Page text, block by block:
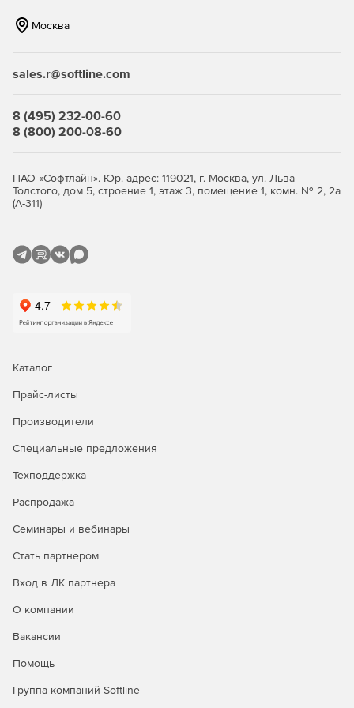
Управление угрозами и мониторинг
инструменты для мониторинга угроз и событий на
Централизованное обновление и
Решение предоставляет возможность централизованного
обновления вирусных баз и программного обеспечения
Легкость внедрения и
Kaspersky Endpoint Security Cloud обеспечивает легкость
адаптировать систему под свои потребности.
Экономия ресурсов
Решение обеспечивает оптимизированное
использование ресурсов системы, минимизируя влияние
Москва
sales.r@softline.com
8 (495) 232-00-60
8 (800) 200-08-60
ПАО «Софтлайн». Юр. адрес: 119021, г. Москва, ул. Льва
Толстого, дом 5, строение 1, этаж 3, помещение 1, комн. № 2, 2а
(А-311)
Каталог
Прайс-листы
Производители
Специальные предложения
Техподдержка
Распродажа
Семинары и вебинары
Стать партнером
Вход в ЛК партнера
О компании
Вакансии
Помощь
Группа компаний Softline